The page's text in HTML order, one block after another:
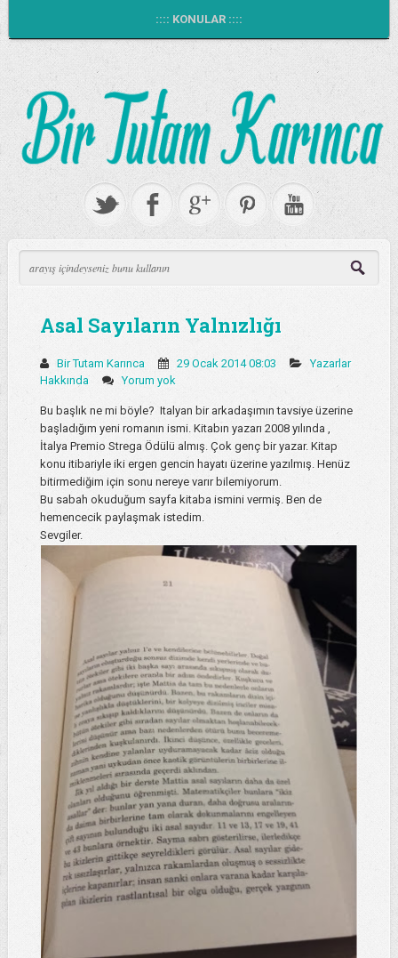
:::: KONULAR ::::
Asal Sayıların Yalnızlığı
Bir Tutam Karınca 29 Ocak 2014 08:03
Yazarlar
Hakkında
Yorum yok
Bu başlık ne mi böyle? Italyan bir arkadaşımın tavsiye üzerine
başladığım yeni romanın ismi. Kitabın yazarı 2008 yılında ,
İtalya Premio Strega Ödülü almış. Çok genç bir yazar. Kitap
konu itibariyle iki ergen gencin hayatı üzerine yazılmış. Henüz
bitirmediğim için sonu nereye varır bilemiyorum.
Bu sabah okuduğum sayfa kitaba ismini vermiş. Ben de
hemencecik paylaşmak istedim.
Sevgiler.